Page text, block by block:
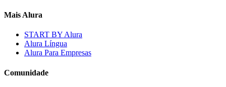
Mais Alura
START BY Alura
Alura Língua
Alura Para Empresas
Comunidade